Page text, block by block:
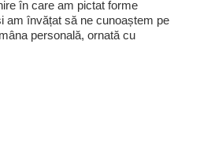
în care am pictat forme
am învățat să ne cunoaștem pe
personală, ornată cu